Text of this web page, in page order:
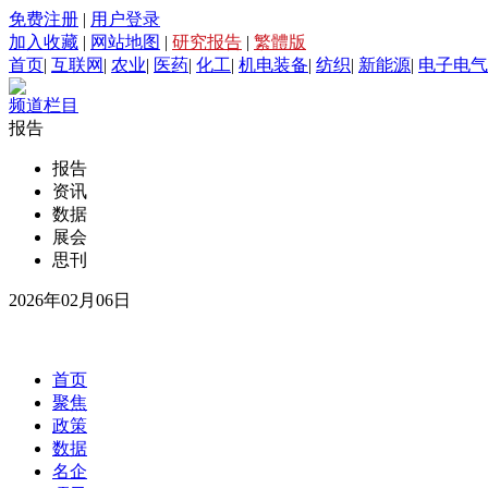
免费注册 | 用户登录
加入收藏 | 网站地图 | 研究报告 | 繁體版
首页| 互联网 | 农业| 医药| 化工| 机电装备| 纺织| 新能源| 电子电气
频道栏目
报告
报告
资讯
数据
展会
思刊
2026年02月06日
首页
聚焦
政策
数据
名企